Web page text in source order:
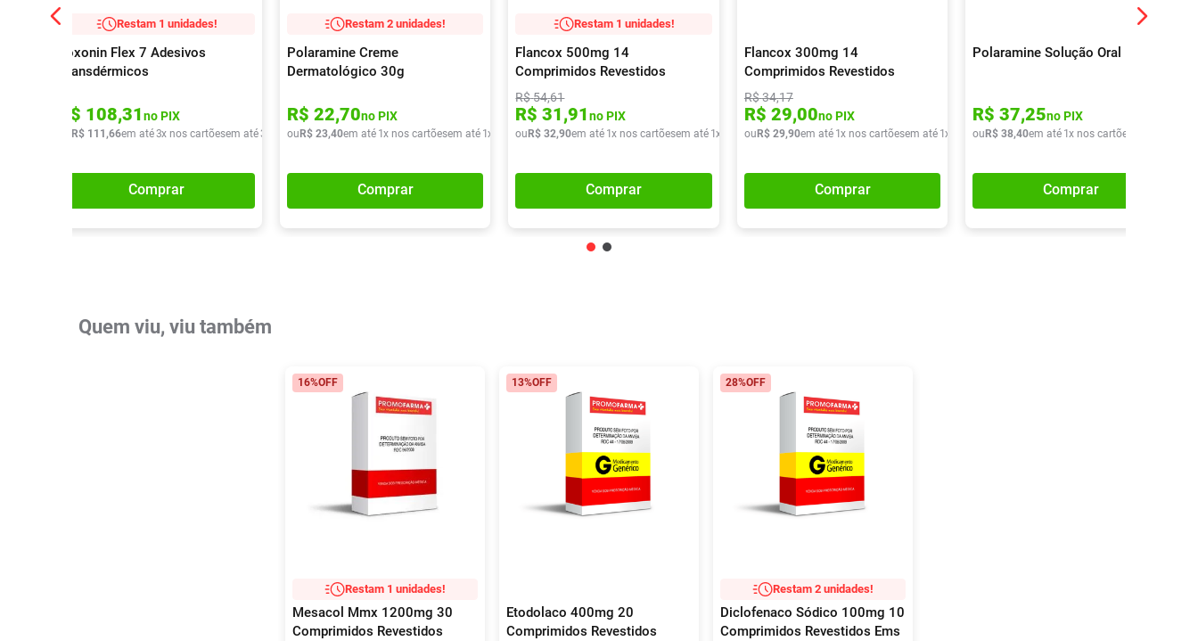
Restam 1 unidades!
Loxonin Flex 7 Adesivos
Transdérmicos
R$ 108,31no PIX
R$ 111 ,66em até3x nos cartõesem até3 R$ 37 ,22
Comprar
Restam 2 unidades!
Polaramine Creme
Dermatológico 30g
R$ 22,70no PIX
ou R$ 23,40em até 1x nos cartõesem até 1x de R$ 23,40
Comprar
Restam 1 unidades!
Flancox 500mg 14
Comprimidos Revestidos
R$54,61
R$ 31,91no PIX
ou R$ 32,90em até 1x nos cartõesem até 1x de R$ 32,90
Comprar
Flancox 300mg 14
Comprimidos Revestidos
R$34,17
R$ 29,00no PIX
ou R$ 29,90em até 1x nos cartõesem até 1x de R$ 29,90
Comprar
Polaramine Solução Oral 120ml
R$ 37,25no PIX
ou R$ 38,40em até 1x nos cartões
Comprar
Quem viu, viu também
16%OFF
Restam 1 unidades!
Mesacol Mmx 1200mg 30
Comprimidos Revestidos
13%OFF
Etodolaco 400mg 20
Comprimidos Revestidos
28%OFF
Restam 2 unidades!
Diclofenaco Sódico 100mg 10
Comprimidos Revestidos Ems